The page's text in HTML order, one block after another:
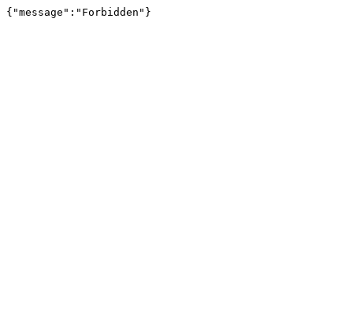
{"message":"Forbidden"}